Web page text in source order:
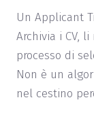
Un Applicant
Archivia i CV,
processo di
Non è un
nel cestino